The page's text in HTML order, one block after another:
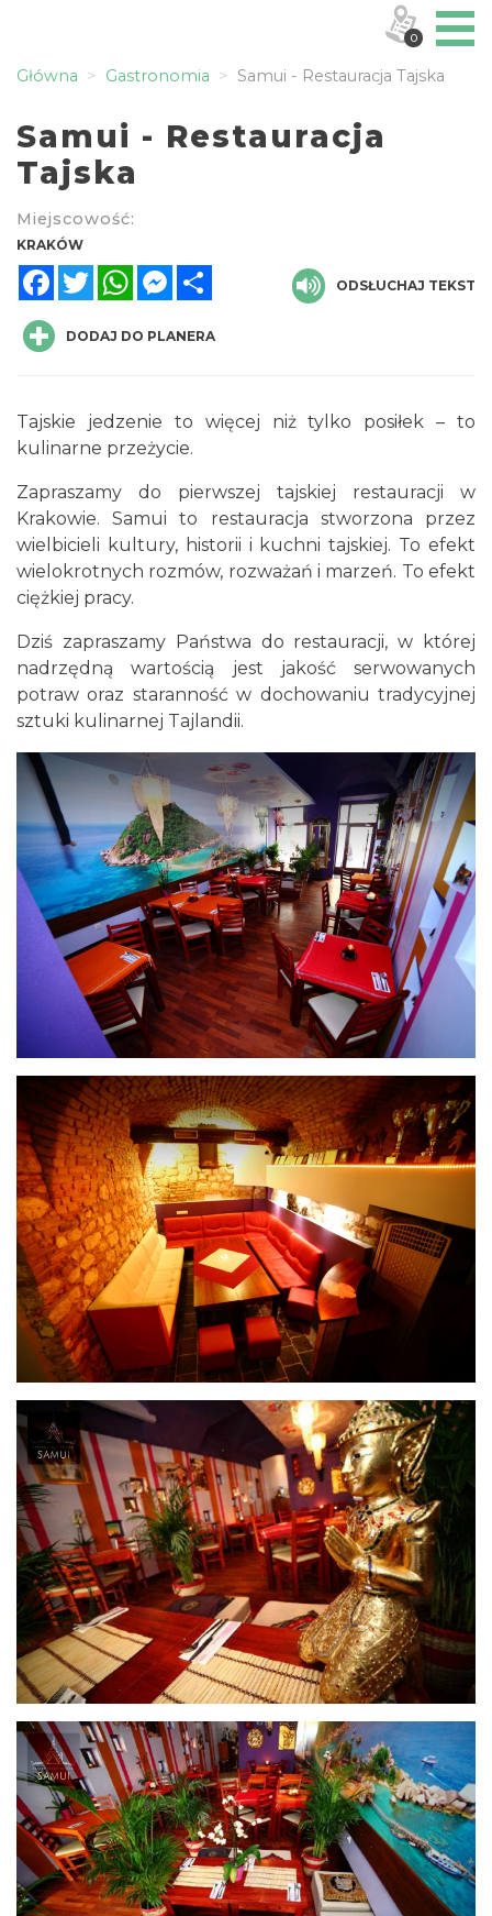
Główna Gastronomia Samui - Restauracja Tajska
Samui - Restauracja
Tajska
Miejscowość:
KRAKÓW
FacebookTwitterWhatsAppMessenger
ODSŁUCHAJ TEKST
DODAJ DO PLANERA
Tajskie jedzenie to więcej niż tylko posiłek – to
kulinarne przeżycie.
Zapraszamy do pierwszej tajskiej restauracji w
Krakowie. Samui to restauracja stworzona przez
wielbicieli kultury, historii i kuchni tajskiej. To efekt
wielokrotnych rozmów, rozważań i marzeń. To efekt
ciężkiej pracy.
Dziś zapraszamy Państwa do restauracji, w której
nadrzędną wartością jest jakość serwowanych
potraw oraz staranność w dochowaniu tradycyjnej
sztuki kulinarnej Tajlandii.
0